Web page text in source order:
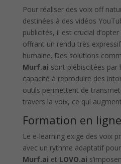
Pour réaliser des voix off
destinées à des vidéos
publicités, il est crucial
offrant un rendu très
humaine. Des solutions
Murf.ai sont plébiscitées par
capacité à reproduire des
outils permettent de
travers la voix, ce qui
Formation en
Le e-learning exige des voix
avec un rythme adaptatif
Murf.ai et LOVO.ai